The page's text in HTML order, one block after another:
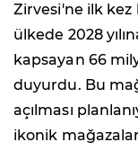
Zirvesi'ne ilk kez
ülkede 2028
kapsayan 66
duyurdu. Bu
açılması
ikonik